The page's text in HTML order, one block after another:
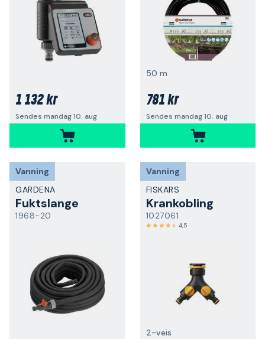
1 132 kr
Sendes mandag 10. aug
50 m
781 kr
Sendes mandag 10. aug
Vanning
GARDENA
Fuktslange
1968-20
Vanning
FISKARS
Krankobling
1027061
4,5
2-veis